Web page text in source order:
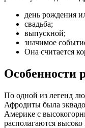
день рождения
свадьба;
выпускной;
значимое
Она считается
Особенности
По одной из легенд
Афродиты была
Америке с
располагаются